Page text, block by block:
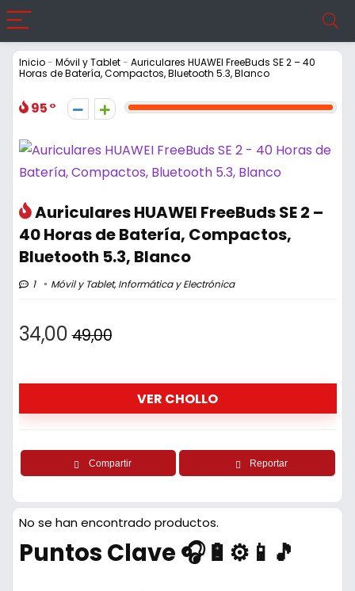
Inicio- Móvil y Tablet- Auriculares HUAWEI FreeBuds SE 2 – 40
Horas de Batería, Compactos, Bluetooth 5.3, Blanco
95
Auriculares HUAWEI FreeBuds SE 2 –
40 Horas de Batería, Compactos,
Bluetooth 5.3, Blanco
1 Móvil y Tablet,Informática y Electrónica
34,00 49,00
VER CHOLLO
Compartir Reportar
No se han encontrado productos.
Puntos Clave 🎧🔋⚙️📱🎵